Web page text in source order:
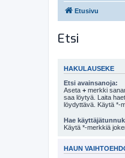
Etusivu
Etsi
HAKULAUSEKE
Etsi avainsanoja:
Aseta + merkki
saa löytyä. Laita
löydyttävä. Käytä *-
Hae
Käytä *-merkkiä
HAUN